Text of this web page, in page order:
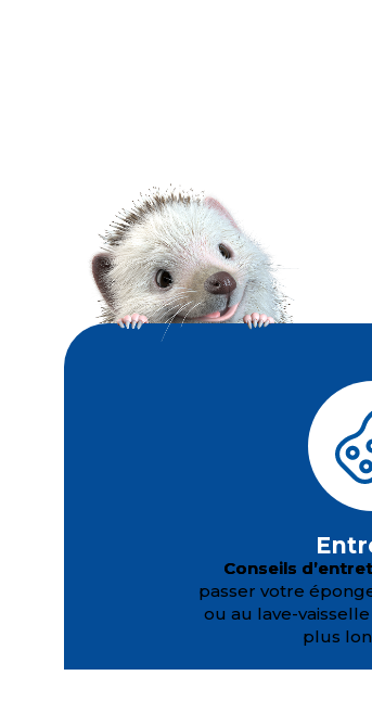
Conseils
passer votre
ou au lave-
plus